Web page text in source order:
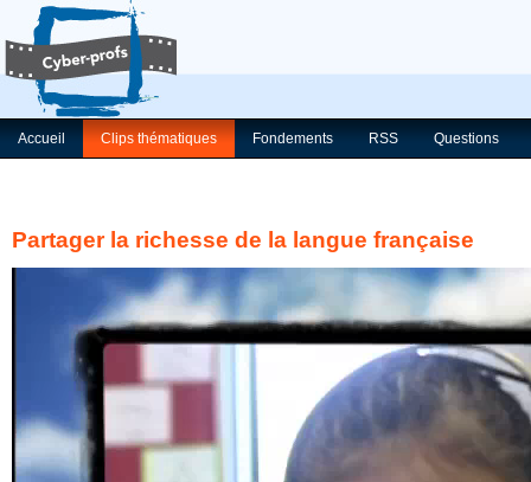
Accueil Clips thématiques Fondements RSS Questions
Partager la richesse de la langue française